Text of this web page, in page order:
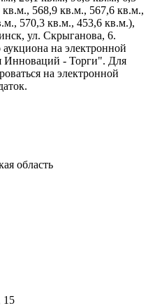
568,9 кв.м., 567,6 кв.м.,
570,3 кв.м., 453,6 кв.м.),
ул. Скрыганова, 6.
на электронной
Инноваций - Торги". Для
на электронной
область
15